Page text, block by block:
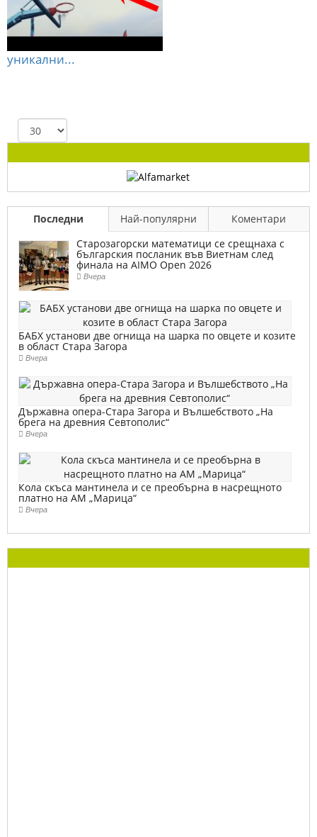
уникални...
Последни Най-популярни
Коментари
Старозагорски математици се срещнаха с
българския посланик във Виетнам след
финала на AIMO Open 2026
Вчера
БАБХ установи две огнища на шарка по овцете и козите
в област Стара Загора
Вчера
Държавна опера-Стара Загора и Вълшебството „На
брега на древния Севтополис“
Вчера
Кола скъса мантинела и се преобърна в насрещното
платно на АМ „Марица“
Вчера